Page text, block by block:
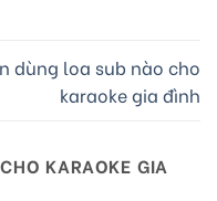
dùng loa sub nào cho
karaoke gia đình
KARAOKE GIA